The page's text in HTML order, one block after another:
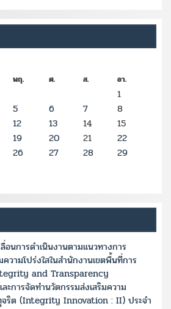
พฤ. ศ. ส. อา.
1
5 6 7
8
12 13 14
15
19 20 21
22
26 27 28
29
อนการดำเนินงานตามแนวทางการ
ความโปร่งใสในสำนักงานเขตพื้นที่การ
and Transparency
ะการจัดทำนวัตกรรมส่งเสริมความ
จริต (Integrity Innovation : II) ประจำ